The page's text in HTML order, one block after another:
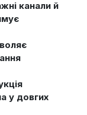
канали й
у довгих